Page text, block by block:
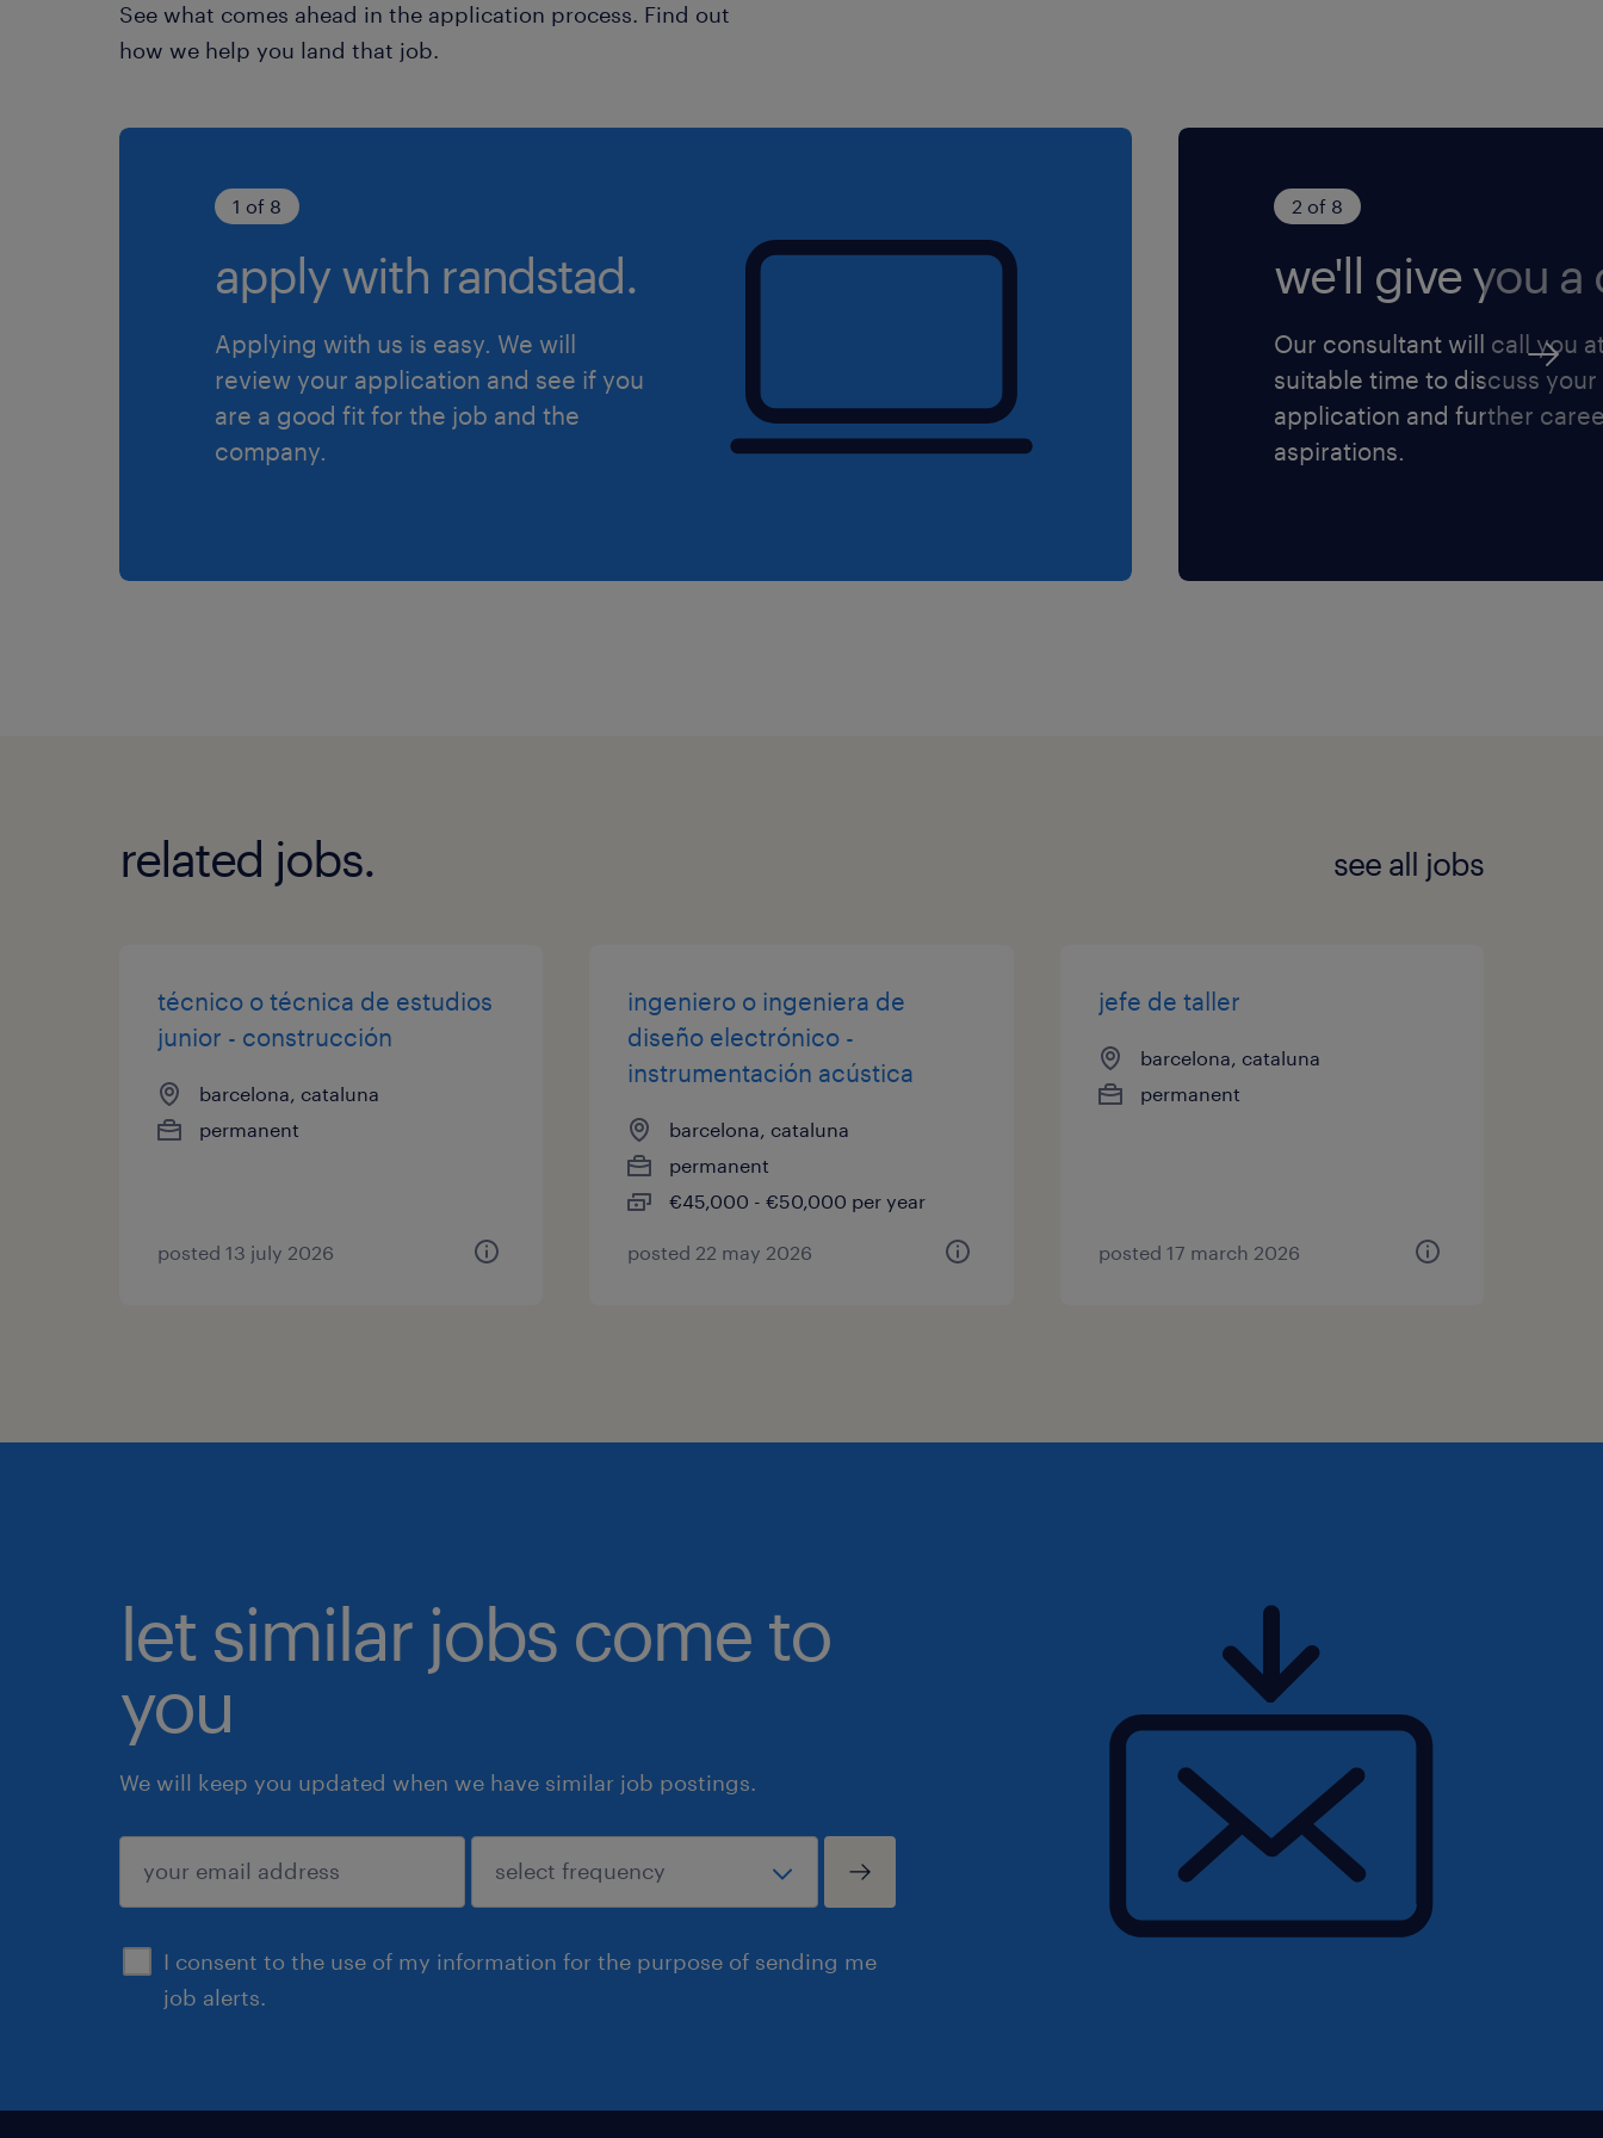
See what comes ahead in the application process. Find out
how we help you land that job.
1 of 8
apply with randstad.
Applying with us is easy. We will
review your application and see if you
are a good fit for the job and the
company.
2 of 8
we'll give you a
Our consultant will call you
suitable time to discuss your
application and further
aspirations.
related jobs. see all jobs
técnico o técnica de estudios
junior - construcción
barcelona, cataluna
permanent
posted 13 july 2026
ingeniero o ingeniera de
diseño electrónico -
instrumentación acústica
barcelona, cataluna
permanent
€45,000 - €50,000 per year
posted 22 may 2026
jefe de taller
barcelona, cataluna
permanent
posted 17 march 2026
let similar jobs come to
you
We will keep you updated when we have similar job postings.
I consent to the use of my information for the purpose of sending me
job alerts.
submit